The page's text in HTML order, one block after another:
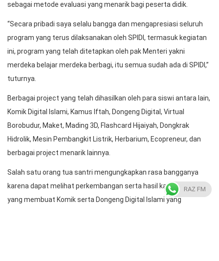
sebagai metode evaluasi yang menarik bagi peserta didik.
“Secara pribadi saya selalu bangga dan mengapresiasi seluruh
program yang terus dilaksanakan oleh SPIDI, termasuk kegiatan
ini, program yang telah ditetapkan oleh pak Menteri yakni
merdeka belajar merdeka berbagi, itu semua sudah ada di SPIDI,”
tuturnya.
Berbagai project yang telah dihasilkan oleh para siswi antara lain,
Komik Digital Islami, Kamus Iftah, Dongeng Digital, Virtual
Borobudur, Maket, Mading 3D, Flashcard Hijaiyah, Dongkrak
Hidrolik, Mesin Pembangkit Listrik, Herbarium, Ecopreneur, dan
berbagai project menarik lainnya.
Salah satu orang tua santri mengungkapkan rasa bangganya
karena dapat melihat perkembangan serta hasil karya anaknya
yang membuat Komik serta Dongeng Digital Islami yang
RAZ FM